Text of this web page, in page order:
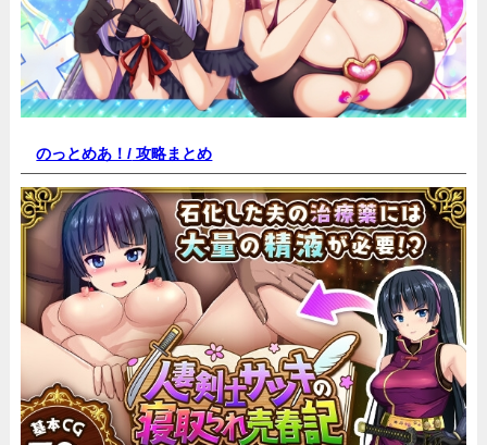
のっとめあ！/ 攻略まとめ